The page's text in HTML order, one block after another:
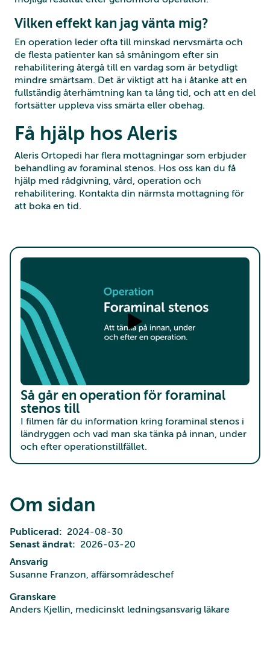
Vilken effekt kan jag vänta mig?
En operation leder ofta till minskad nervsmärta och
de flesta patienter kan så småningom efter sin
rehabilitering återgå till en vardag som är betydligt
mindre smärtsam. Det är viktigt att ha i åtanke att en
fullständig återhämtning kan ta lång tid, och att en del
fortsätter uppleva viss smärta eller obehag.
Få hjälp hos Aleris
Aleris Ortopedi har flera mottagningar som erbjuder
behandling av foraminal stenos. Hos oss kan du få
hjälp med rådgivning, vård, operation och
rehabilitering. Kontakta din närmsta mottagning för
att boka en tid.
Så går en operation för foraminal
stenos till
I filmen får du information kring foraminal stenos i
ländryggen och vad man ska tänka på innan, under
och efter operationstillfället.
Om sidan
Publicerad
2024-08-30
Senast ändrat
2026-03-20
Ansvarig
Susanne Franzon, affärsområdeschef
Granskare
Anders Kjellin, medicinskt ledningsansvarig läkare